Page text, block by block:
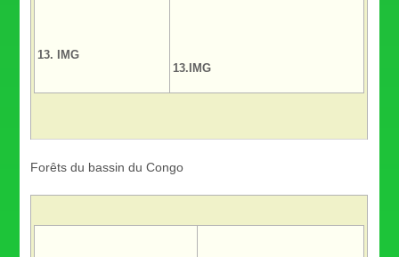
13. IMG
13.IMG
Forêts du bassin du Congo